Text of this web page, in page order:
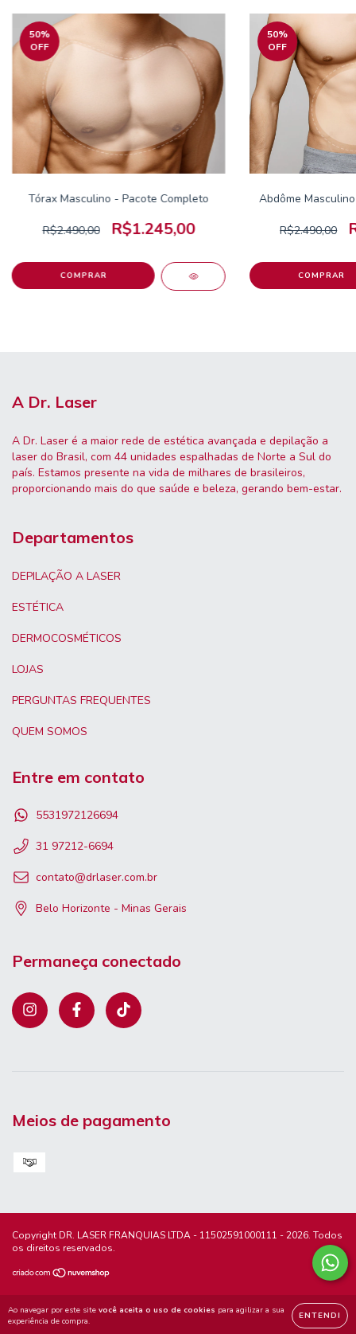
Ao navegar por este site você aceita o uso de cookies para agilizar a sua
experiência de compra.
ENTENDI
50%
OFF
Tórax Masculino - Pacote Completo
R$2.490,00 R$1.245,00
50%
OFF
Abdôme
R$2.490,00
A Dr. Laser
A Dr. Laser é a maior rede de estética avançada e depilação a
laser do Brasil, com 44 unidades espalhadas de Norte a Sul do
país. Estamos presente na vida de milhares de brasileiros,
proporcionando mais do que saúde e beleza, gerando bem-estar.
Departamentos
DEPILAÇÃO A LASER
ESTÉTICA
DERMOCOSMÉTICOS
LOJAS
PERGUNTAS FREQUENTES
QUEM SOMOS
Entre em contato
5531972126694
31 97212-6694
contato@drlaser.com.br
Belo Horizonte - Minas Gerais
Permaneça conectado
Meios de pagamento
Copyright DR. LASER FRANQUIAS LTDA - 11502591000111 - 2026. Todos
os direitos reservados.